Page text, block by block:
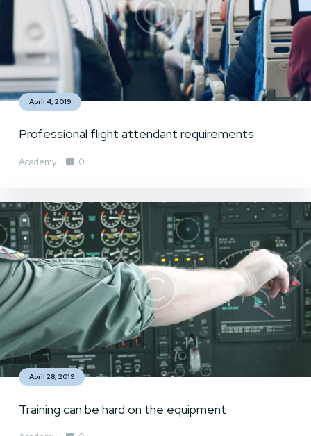
April 4, 2019
Professional flight attendant requirements
Academy 0
April 28, 2019
Training can be hard on the equipment